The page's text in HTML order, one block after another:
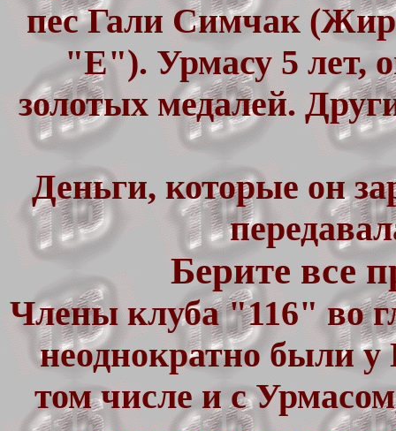
пес Гали Симчак
"Е"). Урмасу 5 лет,
золотых медалей.
Деньги, которые он
Берите все
Члены клуба "116" во
неоднократно были
том числе и с